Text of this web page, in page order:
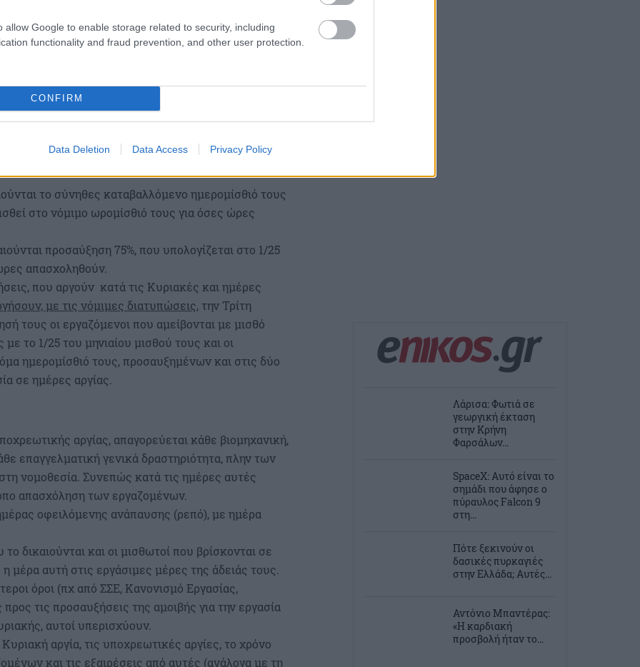
allow Google to enable storage related to security, including
functionality and fraud prevention, and other user protection.
CONFIRM
Data Deletion Data Access Privacy Policy
το σύνηθες καταβαλλόμενο ημερομίσθιό τους
στο νόμιμο ωρομίσθιό τους για όσες ώρες
προσαύξηση 75%, που υπολογίζεται στο 1/25
απασχοληθούν.
που αργούν κατά τις Κυριακές και ημέρες
με τις νόμιμες διατυπώσεις, την Τρίτη
τους οι εργαζόμενοι που αμείβονται με μισθό
το 1/25 του μηνιαίου μισθού τους και οι
ημερομίσθιό τους, προσαυξημένων και στις δύο
σε ημέρες αργίας.
αργίας, απαγορεύεται κάθε βιομηχανική,
επαγγελματική γενικά δραστηριότητα, πλην των
νομοθεσία. Συνεπώς κατά τις ημέρες αυτές
απασχόληση των εργαζομένων.
οφειλόμενης ανάπαυσης (ρεπό), με ημέρα
δικαιούνται και οι μισθωτοί που βρίσκονται σε
μέρα αυτή στις εργάσιμες μέρες της άδειάς τους.
όροι (πχ από ΣΣΕ, Κανονισμό Εργασίας,
τις προσαυξήσεις της αμοιβής για την εργασία
αυτοί υπερισχύουν.
αργία, τις υποχρεωτικές αργίες, το χρόνο
και τις εξαιρέσεις από αυτές (ανάλογα με τη
Λάρισα: Φωτιά σε
γεωργική έκταση
στην Κρήνη
Φαρσάλων...
SpaceX: Αυτό είναι το
σημάδι που άφησε ο
πύραυλος Falcon 9
στη...
Πότε ξεκινούν οι
δασικές πυρκαγιές
στην Ελλάδα; Αυτές...
Αντόνιο Μπαντέρας:
«Η καρδιακή
προσβολή ήταν το...